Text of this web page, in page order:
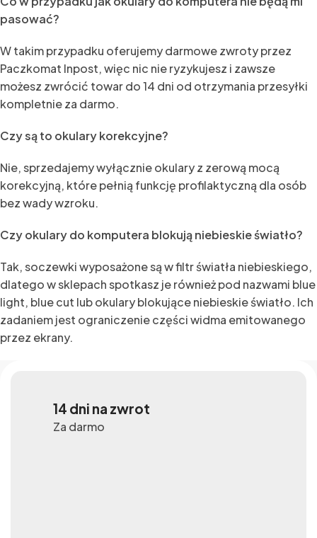
pasować?
W takim przypadku oferujemy darmowe zwroty przez
Paczkomat Inpost, więc nic nie ryzykujesz i zawsze
możesz zwrócić towar do 14 dni od otrzymania przesyłki
kompletnie za darmo.
Czy są to okulary korekcyjne?
Nie, sprzedajemy wyłącznie okulary z zerową mocą
korekcyjną, które pełnią funkcję profilaktyczną dla osób
bez wady wzroku.
Czy okulary do komputera blokują niebieskie światło?
Tak, soczewki wyposażone są w filtr światła niebieskiego,
dlatego w sklepach spotkasz je również pod nazwami blue
light, blue cut lub okulary blokujące niebieskie światło. Ich
zadaniem jest ograniczenie części widma emitowanego
przez ekrany.
14 dni na zwrot
Za darmo